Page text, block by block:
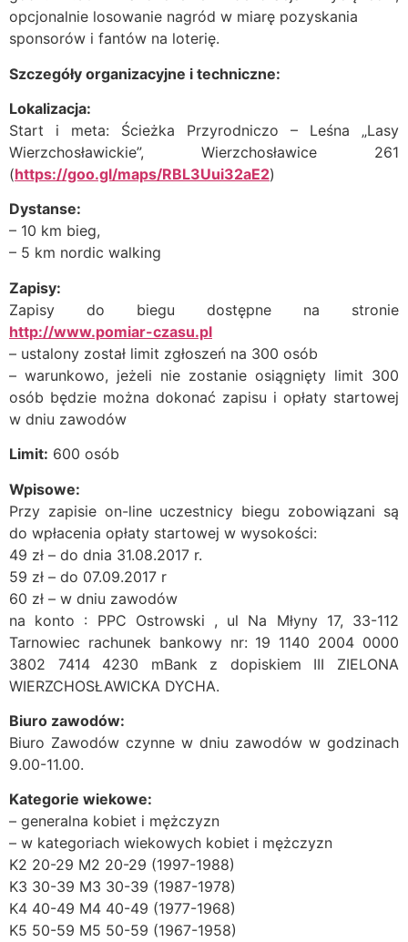
opcjonalnie losowanie nagród w miarę pozyskania
sponsorów i fantów na loterię.
Szczegóły organizacyjne i techniczne:
Lokalizacja:
Start i meta: Ścieżka Przyrodniczo – Leśna „Lasy
Wierzchosławickie”, Wierzchosławice 261
(https://goo.gl/maps/RBL3Uui32aE2)
Dystanse:
– 10 km bieg,
– 5 km nordic walking
Zapisy:
Zapisy do biegu dostępne na stronie
http://www.pomiar-czasu.pl
– ustalony został limit zgłoszeń na 300 osób
– warunkowo, jeżeli nie zostanie osiągnięty limit 300
osób będzie można dokonać zapisu i opłaty startowej
w dniu zawodów
Limit: 600 osób
Wpisowe:
Przy zapisie on-line uczestnicy biegu zobowiązani są
do wpłacenia opłaty startowej w wysokości:
49 zł – do dnia 31.08.2017 r.
59 zł – do 07.09.2017 r
60 zł – w dniu zawodów
na konto : PPC Ostrowski , ul Na Młyny 17, 33-112
Tarnowiec rachunek bankowy nr: 19 1140 2004 0000
3802 7414 4230 mBank z dopiskiem III ZIELONA
WIERZCHOSŁAWICKA DYCHA.
Biuro zawodów:
Biuro Zawodów czynne w dniu zawodów w godzinach
9.00-11.00.
Kategorie wiekowe:
– generalna kobiet i mężczyzn
– w kategoriach wiekowych kobiet i mężczyzn
K2 20-29 M2 20-29 (1997-1988)
K3 30-39 M3 30-39 (1987-1978)
K4 40-49 M4 40-49 (1977-1968)
K5 50-59 M5 50-59 (1967-1958)